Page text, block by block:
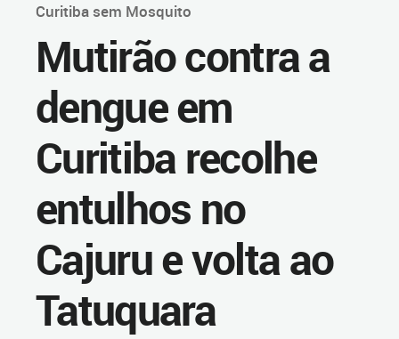
Curitiba sem Mosquito
Mutirão contra a
dengue em
Curitiba recolhe
entulhos no
Cajuru e volta ao
Tatuquara